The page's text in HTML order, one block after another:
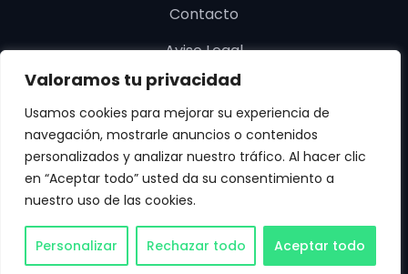
Valoramos tu privacidad
Usamos cookies para mejorar su experiencia de
navegación, mostrarle anuncios o contenidos
personalizados y analizar nuestro tráfico. Al hacer clic
en “Aceptar todo” usted da su consentimiento a
nuestro uso de las cookies.
Personalizar Rechazar todo Aceptar todo
Contacto
Aviso Legal
Política de cookies
Política de privacidad
Copyright © SoloApp 2025. Todos los derechos
reservados.